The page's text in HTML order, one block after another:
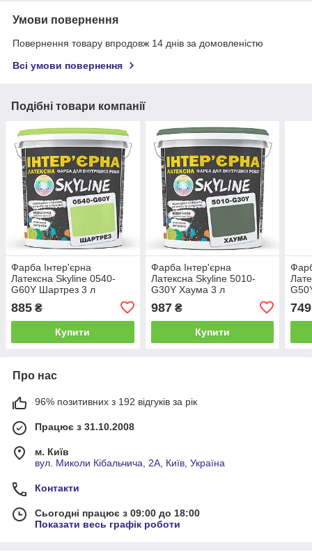
Умови повернення
Повернення товару впродовж 14 днів за домовленістю
Всі умови повернення
Подібні товари компанії
Фарба Інтер'єрна
Латексна Skyline 0540-
G60Y Шартрез 3 л
885 ₴
Купити
Фарба Інтер'єрна
Латексна Skyline 5010-
G30Y Хаума 3 л
987₴
Купити
749
Про нас
96% позитивних з 192 відгуків за рік
Працює з 31.10.2008
м. Київ
вул. Миколи Кібальчича, 2А, Київ, Україна
Контакти
Сьогодні працює з 09:00 до 18:00
Показати весь графік роботи